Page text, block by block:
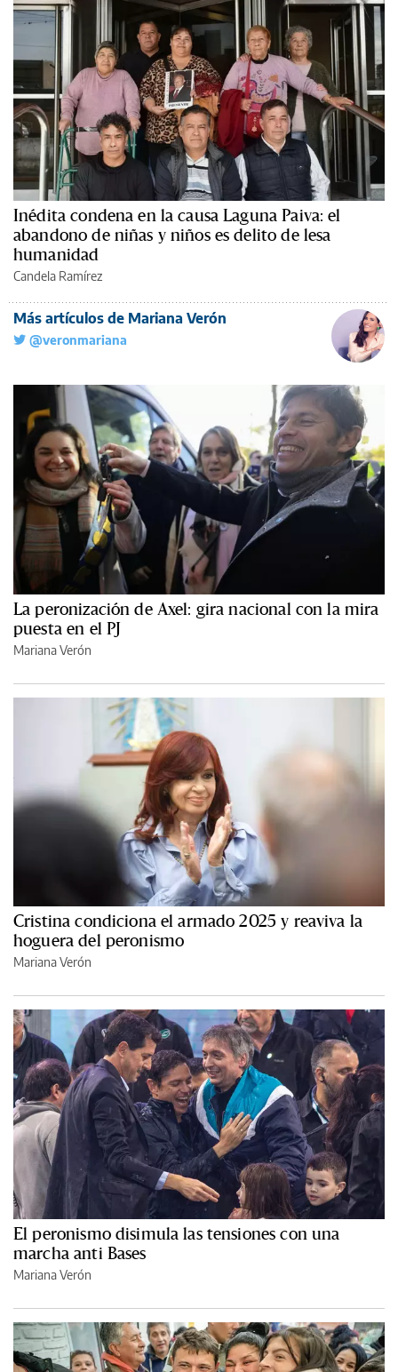
Inédita condena en la causa Laguna Paiva: el
abandono de niñas y niños es delito de lesa
humanidad
Candela Ramírez
Más artículos de Mariana Verón
@veronmariana
La peronización de Axel: gira nacional con la mira
puesta en el PJ
Mariana Verón
Cristina condiciona el armado 2025 y reaviva la
hoguera del peronismo
Mariana Verón
El peronismo disimula las tensiones con una
marcha anti Bases
Mariana Verón